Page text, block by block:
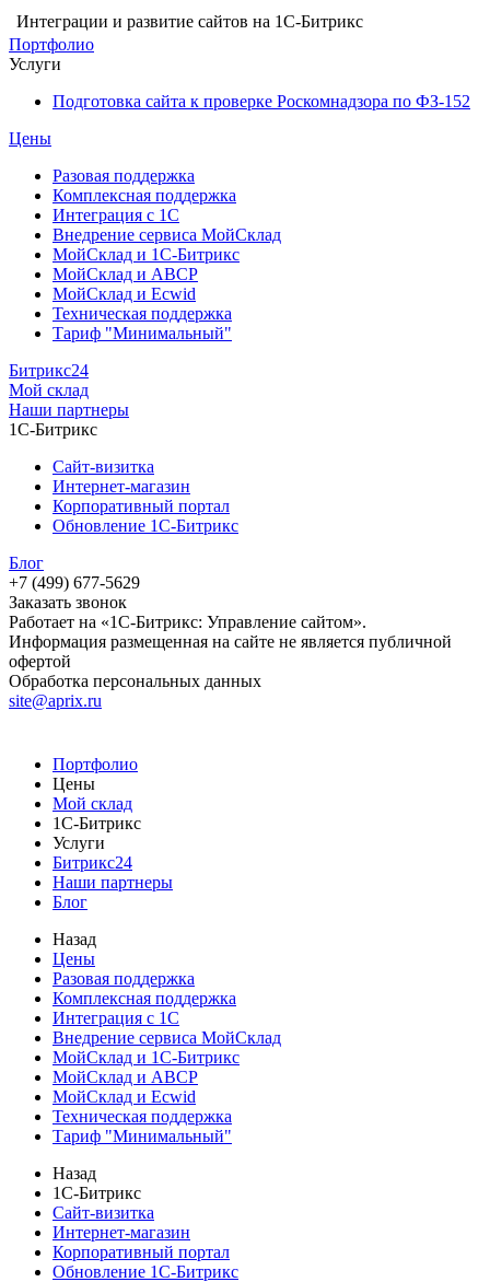
Интеграции и развитие сайтов на 1С-Битрикс
Портфолио
Услуги
Подготовка сайта к проверке Роскомнадзора по ФЗ-152
Цены
Разовая поддержка
Комплексная поддержка
Интеграция с 1С
Внедрение сервиса МойСклад
МойСклад и 1С-Битрикс
МойСклад и ABCP
МойСклад и Ecwid
Техническая поддержка
Тариф "Минимальный"
Битрикс24
Мой склад
Наши партнеры
1С-Битрикс
Сайт-визитка
Интернет-магазин
Корпоративный портал
Обновление 1С-Битрикс
Блог
+7 (499) 677-5629
Заказать звонок
Работает на «1С-Битрикс: Управление сайтом».
Информация размещенная на сайте не является публичной
офертой
Обработка персональных данных
site@aprix.ru
Портфолио
Цены
Мой склад
1С-Битрикс
Услуги
Битрикс24
Наши партнеры
Блог
Назад
Цены
Разовая поддержка
Комплексная поддержка
Интеграция с 1С
Внедрение сервиса МойСклад
МойСклад и 1С-Битрикс
МойСклад и ABCP
МойСклад и Ecwid
Техническая поддержка
Тариф "Минимальный"
Назад
1С-Битрикс
Сайт-визитка
Интернет-магазин
Корпоративный портал
Обновление 1С-Битрикс